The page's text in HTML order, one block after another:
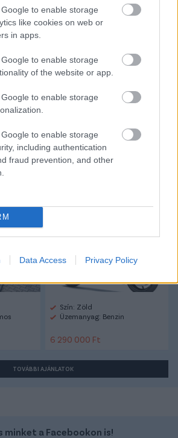
to enable storage
like cookies on web or
in apps.
to enable storage
of the website or app.
to enable storage
to enable storage
including authentication
fraud prevention, and other
Data Access Privacy Policy
a Google-találatokban
Link másolása Email küldés
FOCI #NB I #DIÓSGYŐR
#DVTK
Szín: Zöld
Üzemanyag: Benzin
6 290 000 Ft
TOVÁBBI AJÁNLATOK
minket a Facebookon is!